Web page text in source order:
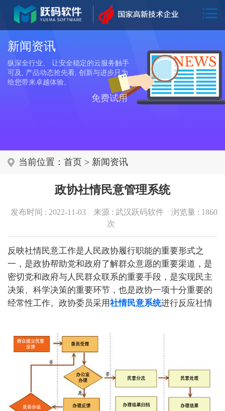
新闻资讯
纵深全行业、 让安全稳定的云服务触手
可及, 产品动态抢先看, 创新与进步只为
给您带来卓越体验。
免费试用
当前位置： 首页> 新闻资讯
政协社情民意管理系统
发布时间 : 2022-11-03 来源 : 武汉跃码软件 浏览量 : 1860
次
反映社情民意工作是人民政协履行职能的重要形式之
一，是政协帮助党和政府了解群众意愿的重要渠道，是
密切党和政府与人民群众联系的重要手段，是实现民主
决策、科学决策的重要环节，也是政协一项十分重要的
经常性工作。政协委员采用社情民意系统进行反应社情